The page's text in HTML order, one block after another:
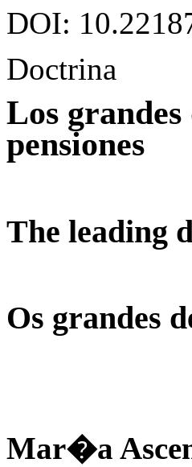
DOI:
Doctrina
Los
pensiones
The leading
Os grandes
Mar�a